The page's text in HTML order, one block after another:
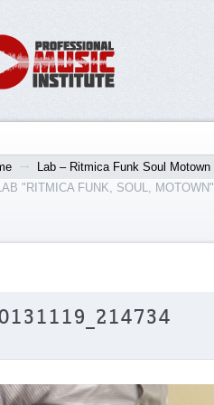
Lab – Ritmica Funk Soul Motown
"RITMICA FUNK, SOUL, MOTOWN"